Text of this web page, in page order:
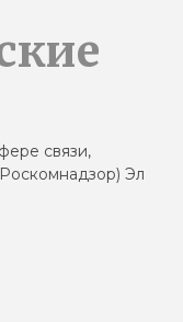
связи,
Эл